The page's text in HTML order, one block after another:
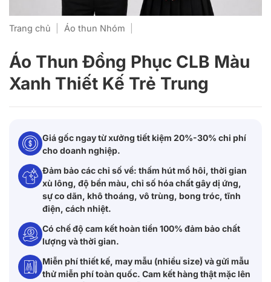
Trang chủ Áo thun Nhóm
Áo Thun Đồng Phục CLB Màu
Xanh Thiết Kế Trẻ Trung
Giá gốc ngay từ xưởng tiết kiệm 20%-30% chi phí
cho doanh nghiệp.
Đảm bảo các chỉ số về: thấm hút mồ hôi, thời gian
xù lông, độ bền màu, chỉ số hóa chất gây dị ứng,
sự co dãn, khô thoáng, vô trùng, bong tróc, tĩnh
điện, cách nhiệt.
Có chế độ cam kết hoàn tiền 100% đảm bảo chất
lượng và thời gian.
Miễn phí thiết kế, may mẫu (nhiều size) và gửi mẫu
thử miễn phí toàn quốc. Cam kết hàng thật mặc lên